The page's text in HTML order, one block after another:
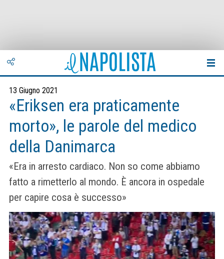
13 Giugno 2021
«Eriksen era praticamente
morto», le parole del medico
della Danimarca
«Era in arresto cardiaco. Non so come abbiamo
fatto a rimetterlo al mondo. È ancora in ospedale
per capire cosa è successo»